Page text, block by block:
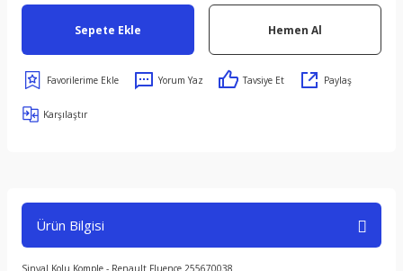
Sepete Ekle Hemen Al
Yorum Yaz Tavsiye Et Paylaş
Karşılaştır
Ürün Bilgisi
Sinyal Kolu Komple - Renault Fluence 255670038